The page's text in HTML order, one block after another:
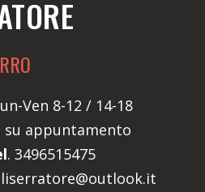
Ven 8-12 / 14-18
su appuntamento
. 3496515475